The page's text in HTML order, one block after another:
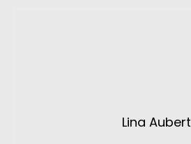
Lina Aubert